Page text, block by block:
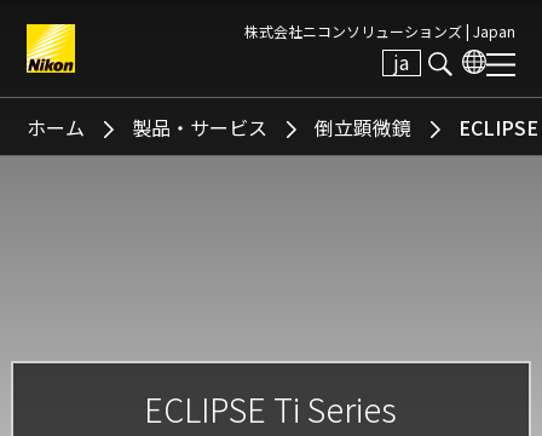
株式会社ニコンソリューションズ | Japan
ja
Search keyword(s)
ホーム 製品・サービス 倒立顕微鏡
ECLIPSE Ti Series